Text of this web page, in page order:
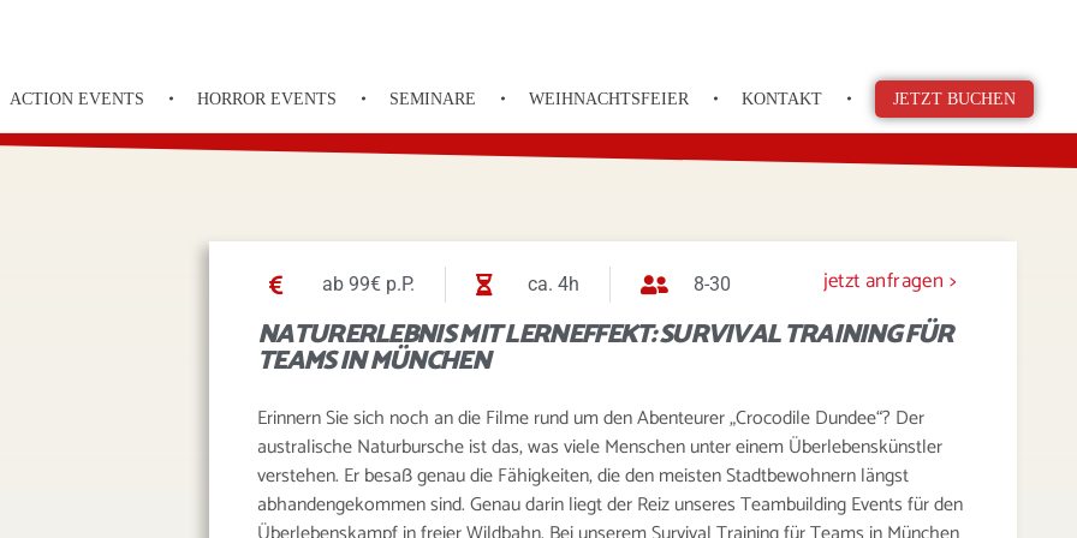
ACTION EVENTS HORROR EVENTS SEMINARE WEIHNACHTSFEIER KONTAKT JETZT BUCHEN
ab 99€ p.P. ca. 4h 8-30 jetzt anfragen >
NATURERLEBNIS MIT LERNEFFEKT: SURVIVAL TRAINING FÜR
TEAMS IN MÜNCHEN
Erinnern Sie sich noch an die Filme rund um den Abenteurer „Crocodile Dundee“? Der
australische Naturbursche ist das, was viele Menschen unter einem Überlebenskünstler
verstehen. Er besaß genau die Fähigkeiten, die den meisten Stadtbewohnern längst
abhandengekommen sind. Genau darin liegt der Reiz unseres Teambuilding Events für den